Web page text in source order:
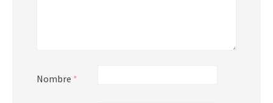
Nombre *